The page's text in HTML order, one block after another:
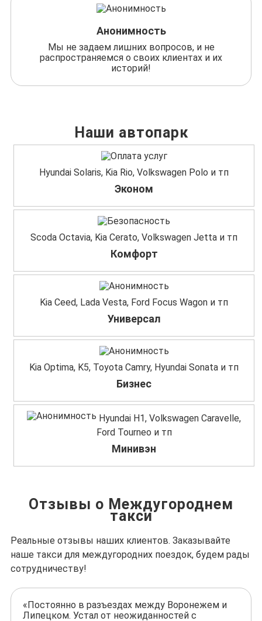
Анонимность
Мы не задаем лишних вопросов, и не
распространяемся о своих клиентах и их
историй!
Наши автопарк
Hyundai Solaris, Kia Rio, Volkswagen Polo и тп
Эконом
Scoda Octavia, Kia Cerato, Volkswagen Jetta и тп
Комфорт
Kia Ceed, Lada Vesta, Ford Focus Wagon и тп
Универсал
Kia Optima, K5, Toyota Camry, Hyundai Sonata и тп
Бизнес
Hyundai H1, Volkswagen Caravelle,
Ford Tourneo и тп
Минивэн
Отзывы о Междугороднем
такси
Реальные отзывы наших клиентов. Заказывайте
наше такси для междугородних поездок, будем рады
сотрудничеству!
«Постоянно в разъездах между Воронежем и
Липецком. Устал от неожиданностей с